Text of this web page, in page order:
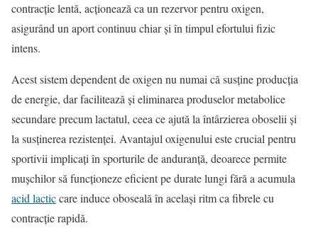
contracție lentă, acționează ca un rezervor pentru oxigen,
asigurând un aport continuu chiar și în timpul efortului fizic
intens.
Acest sistem dependent de oxigen nu numai că susține producția
de energie, dar facilitează și eliminarea produselor metabolice
secundare precum lactatul, ceea ce ajută la întârzierea oboselii și
la susținerea rezistenței. Avantajul oxigenului este crucial pentru
sportivii implicați în sporturile de anduranță, deoarece permite
mușchilor să funcționeze eficient pe durate lungi fără a acumula
acid lacticcare induce oboseală în același ritm ca fibrele cu
contracție rapidă.